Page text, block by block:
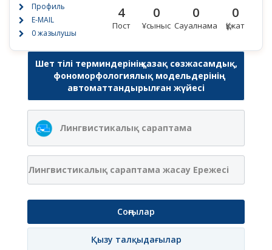
Профиль
E-MAIL
0 жазылушы
4
Пост
0
Ұсыныс
0
Сауалнама
0
Құжат
Шет тілі терминдерінің қазақ сөзжасамдық,
фономорфологиялық модельдерінің
автоматтандырылған жүйесі
Лингвистикалық сараптама
Лингвистикалық сараптама жасау Ережесі
Соңғылар
Қызу талқыдағылар